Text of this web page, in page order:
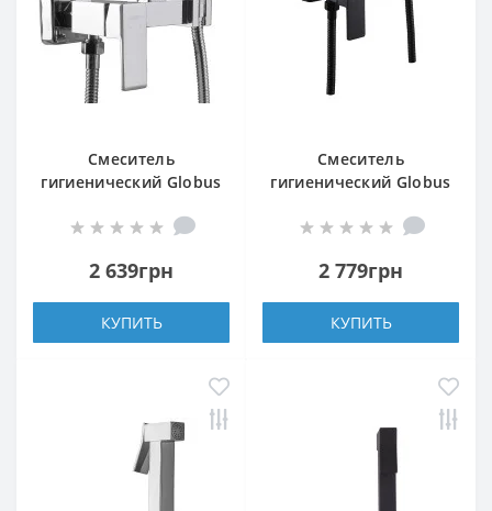
Смеситель
гигиенический Globus
106MIX
2 639грн
КУПИТЬ
Смеситель
гигиенический Globus
106MIX-BB
2 779грн
КУПИТЬ